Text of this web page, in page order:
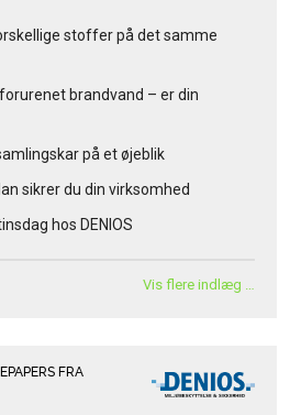
stoffer på det samme
brandvand – er din
på et øjeblik
sikrer du din virksomhed
hos DENIOS
Vis flere indlæg …
FRA